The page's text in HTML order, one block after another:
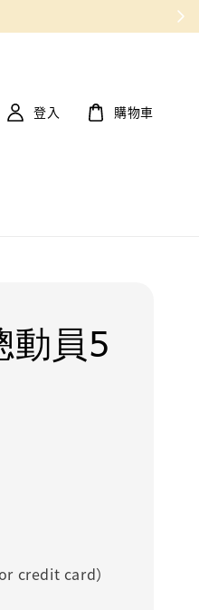
登入 購物車
動員5
credit card）